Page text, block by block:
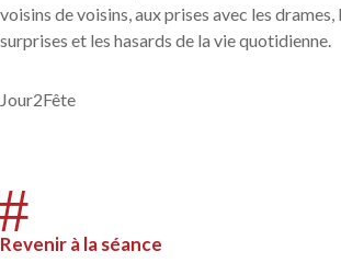
voisins de voisins, aux prises avec les drames,
surprises et les hasards de la vie quotidienne.
Jour2Fête
Revenir à la séance